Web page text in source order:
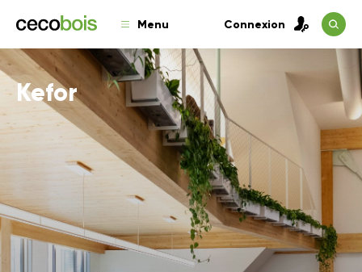
Menu Connexion
Kefor